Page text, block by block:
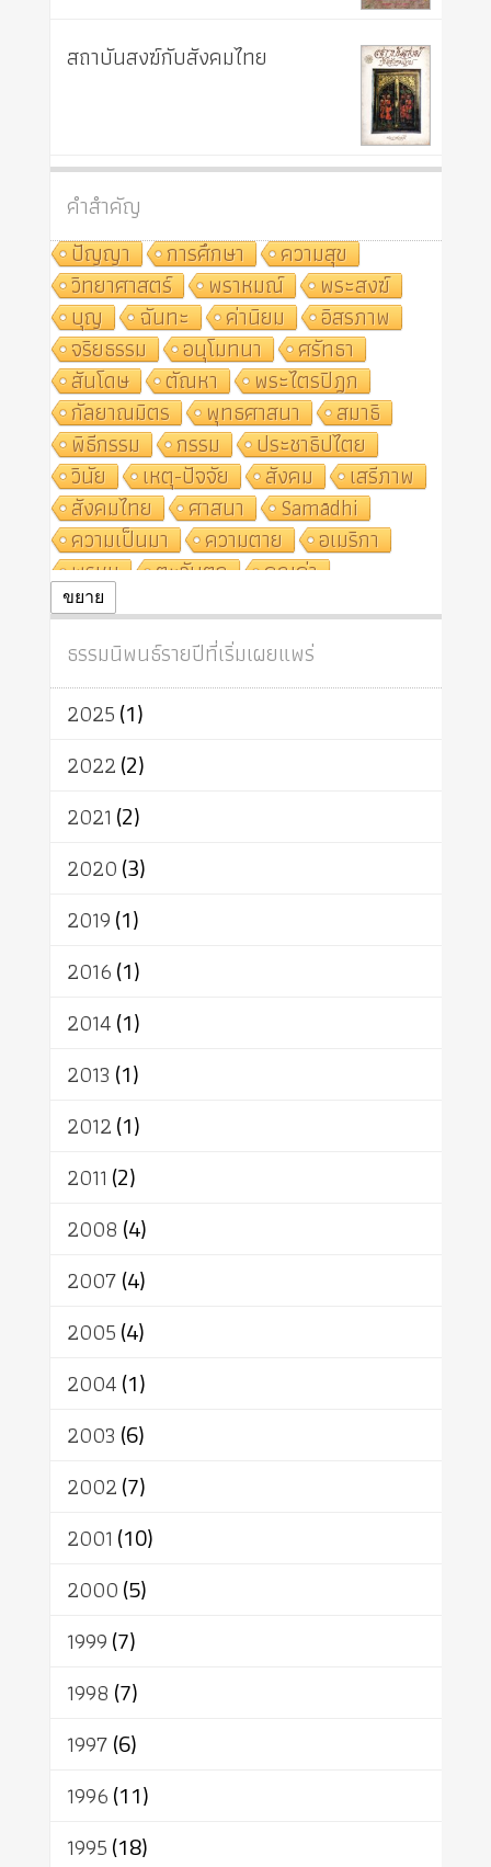
สถาบันสงฆ์กับสังคมไทย
คำสำคัญ
ปัญญา
การศึกษา
ความสุข
วิทยาศาสตร์
พราหมณ์
พระสงฆ์
บุญ
ฉันทะ ค่านิยม
อิสรภาพ
จริยธรรม
อนุโมทนา
ศรัทธา
สันโดษ
ตัณหา
พระไตรปิฎก
กัลยาณมิตร
พุทธศาสนา
สมาธิ
พิธีกรรม
กรรม
ประชาธิปไตย
วินัย
เหตุ-ปัจจัย สังคม
เสรีภาพ
สังคมไทย
ศาสนา
Samādhi
ความเป็นมา
ความตาย
อเมริกา
พรหม
ตะวันตก
คุณค่า
ปฏิจจสมุปบาท
ศาสนาประจำชาติ
อินเดีย
ผู้บริโภค
ธรรมาธิปไตย
จักร
การแยกรัฐกับศาสนา
ธรรมชาติ
เทคโนโลยี
สิทธิ
พุทธบริษัท
อัตถะ
เทวดา
ขยาย
ธรรมนิพนธ์รายปีที่เริ่มเผยแพร่
2025(1)
2022(2)
2021 (2)
2020(3)
2019(1)
2016(1)
2014(1)
2013 (1)
2012(1)
2011 (2)
2008 (4)
2007(4)
2005(4)
2004(1)
2003 (6)
2002(7)
2001 (10)
2000(5)
1999(7)
1998 (7)
1997(6)
1996(11)
1995(18)